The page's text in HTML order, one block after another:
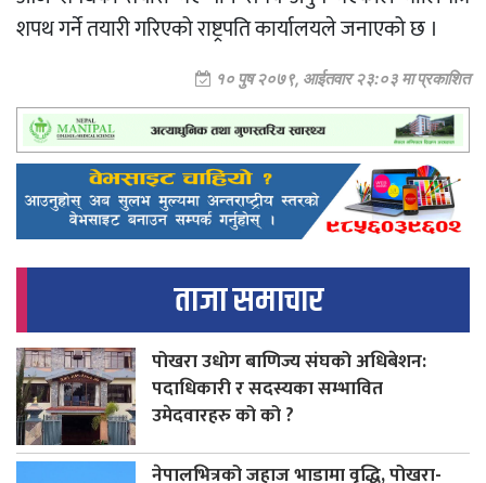
शपथ गर्ने तयारी गरिएको राष्ट्रपति कार्यालयले जनाएको छ ।
१० पुष २०७९, आईतवार २३:०३ मा प्रकाशित
ताजा समाचार
पोखरा उधोग बाणिज्य संघको अधिबेशन:
पदाधिकारी र सदस्यका सम्भावित
उमेदवारहरु को को ?
नेपालभित्रको जहाज भाडामा वृद्धि, पोखरा-